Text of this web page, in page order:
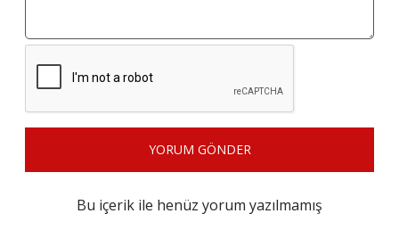
YORUM GÖNDER
Bu içerik ile henüz yorum yazılmamış